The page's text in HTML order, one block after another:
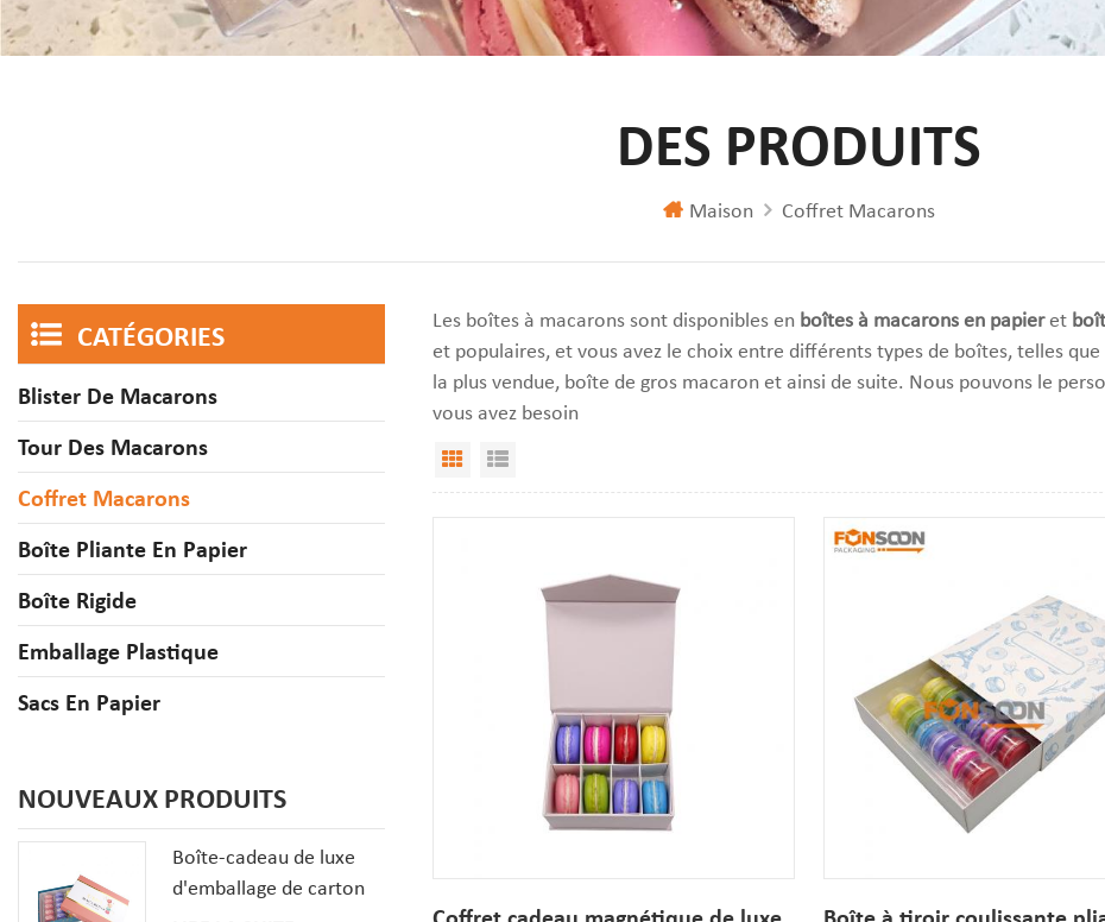
DES PRODUITS
Maison Coffret Macarons
Les boîtes à macarons sont disponibles enboîtes à macarons en papieret
et populaires, et vous avez le choix entre différents types de boîtes, telles que
la plus vendue, boîte de gros macaron et ainsi de suite. Nous pouvons le
vous avez besoin
Vue Grille
CATÉGORIES
Blister De Macarons
Tour Des Macarons
Coffret Macarons
Boîte Pliante En Papier
Boîte Rigide
Emballage Plastique
Sacs En Papier
NOUVEAUX PRODUITS
Boîte-cadeau de luxe
d'emballage de carton